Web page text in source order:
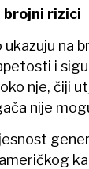
brojni rizici
ukazuju na
i
nje, čiji
nije